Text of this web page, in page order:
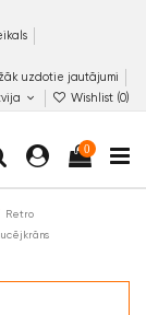
uzdotie jautājumi
Wishlist (0)
0
Retro